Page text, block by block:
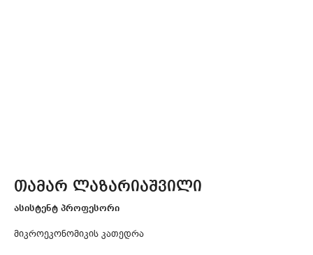
თამარ ლაზარიაშვილი
ასისტენტ პროფესორი
მიკროეკონომიკის კათედრა